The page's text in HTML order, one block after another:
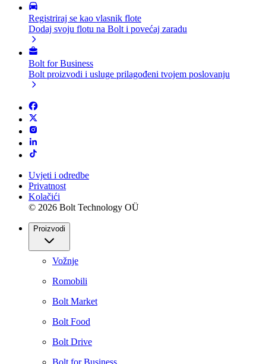
Registriraj se kao vlasnik flote
Dodaj svoju flotu na Bolt i povećaj zaradu
Bolt for Business
Bolt proizvodi i usluge prilagođeni tvojem poslovanju
Uvjeti i odredbe
Privatnost
Kolačići
© 2026 Bolt Technology OÜ
Proizvodi
Vožnje
Romobili
Bolt Market
Bolt Food
Bolt Drive
Bolt for Business